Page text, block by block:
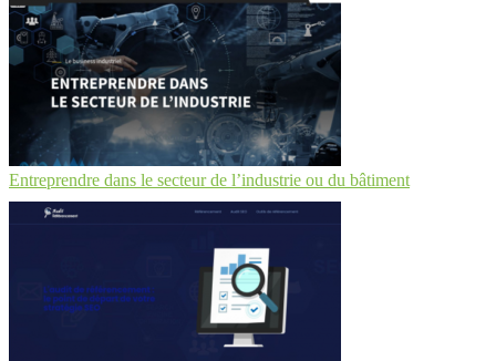
Entreprendre dans le secteur de l’industrie ou du bâtiment